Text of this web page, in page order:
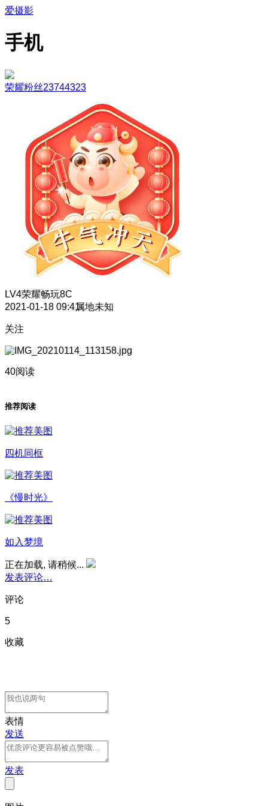
爱摄影
手机
荣耀粉丝23744323
LV4荣耀畅玩8C
2021-01-18 09:41属地未知
关注
40阅读
推荐阅读
四机同框
《慢时光》
如入梦境
正在加载, 请稍候...
发表评论…
评论
5
收藏
表情
发送
发表